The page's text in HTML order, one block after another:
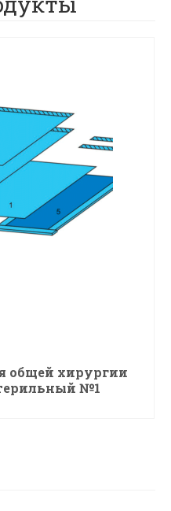
общей хирургии
№1